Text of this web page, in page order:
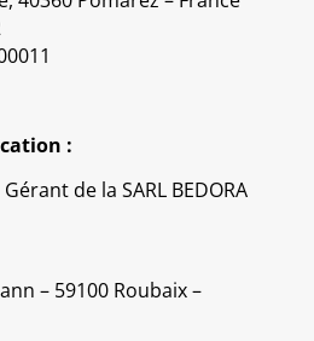
:
de la SARL BEDORA
– 59100 Roubaix –